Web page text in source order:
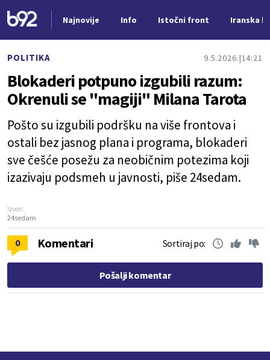
Najnovije Info Istočni front Iranska
POLITIKA 9.5.2026. 14:21
Blokaderi potpuno izgubili razum:
Okrenuli se "magiji" Milana Tarota
Pošto su izgubili podršku na više frontova i
ostali bez jasnog plana i programa, blokaderi
sve češće posežu za neobičnim potezima koji
izazivaju podsmeh u javnosti, piše 24sedam.
Izvor:
24sedam
0 Komentari Sortiraj po:
Pošalji komentar